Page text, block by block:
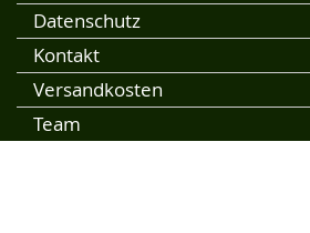
Datenschutz
Kontakt
Versandkosten
Team